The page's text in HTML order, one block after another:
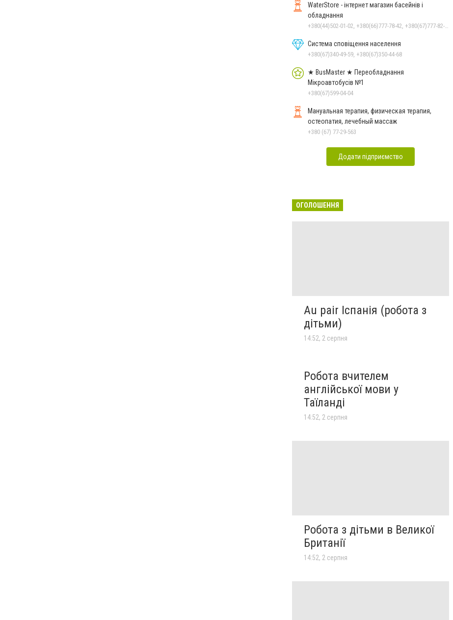
WaterStore - інтернет магазин басейнів і
обладнання
Система сповіщення населення
+380(67)340-49-59, +380(67)350-44-68
★ BusMaster ★ Переобладнання
Мікроавтобусів №1
+380(67)599-04-04
Мануальная терапия, физическая терапия,
остеопатия, лечебный массаж
+380 (67) 77-29-563
Додати підприємство
ОГОЛОШЕННЯ
Au pair Іспанія (робота з
дітьми)
14:52, 2 серпня
Робота вчителем
англійської мови у
Таїланді
14:52, 2 серпня
Робота з дітьми в Великої
Британії
14:52, 2 серпня